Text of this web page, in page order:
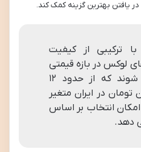
یافتن بهترین گزینه کمک کند.
ترکیبی از کیفیت
لوکس در بازه قیمتی
متنوعی عرضه می شوند که از حدود ۱۲
میلیون تومان در ایران متغیر
انتخاب بر اساس
دهد.